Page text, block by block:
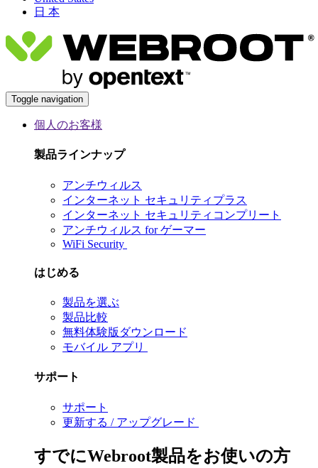
日 本
Toggle navigation
個人のお客様
製品ラインナップ
アンチウィルス
インターネット セキュリティプラス
インターネット セキュリティコンプリート
アンチウィルス for ゲーマー
WiFi Security
はじめる
製品を選ぶ
製品比較
無料体験版ダウンロード
モバイル アプリ
サポート
サポート
更新する / アップグレード
すでにWebroot製品をお使いの方